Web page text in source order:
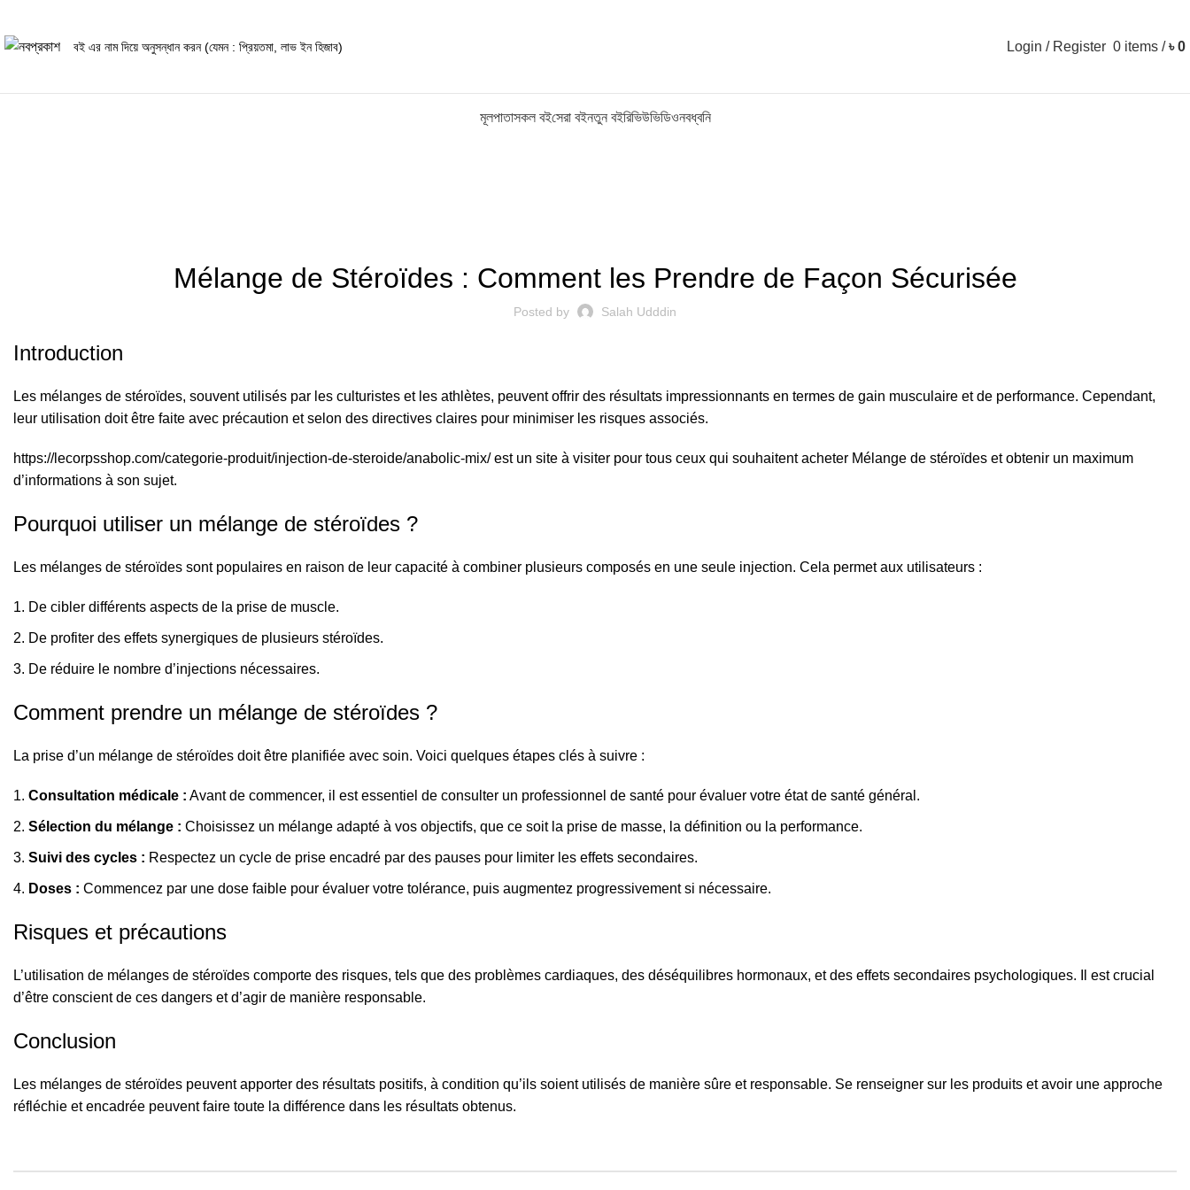
Login / Register 0 items / ৳0
মূলপাতাসকল বইসেরা বইনতুন বইরিভিউভিডিওনবধ্বনি
Mélange de Stéroïdes : Comment les Prendre de Façon Sécurisée
Posted by Salah Udddin
Introduction
Les mélanges de stéroïdes, souvent utilisés par les culturistes et les athlètes, peuvent offrir des résultats impressionnants en termes de gain musculaire et de performance. Cependant,
leur utilisation doit être faite avec précaution et selon des directives claires pour minimiser les risques associés.
https://lecorpsshop.com/categorie-produit/injection-de-steroide/anabolic-mix/est un site à visiter pour tous ceux qui souhaitent acheter Mélange de stéroïdes et obtenir un maximum
d’informations à son sujet.
Pourquoi utiliser un mélange de stéroïdes ?
Les mélanges de stéroïdes sont populaires en raison de leur capacité à combiner plusieurs composés en une seule injection. Cela permet aux utilisateurs :
De cibler différents aspects de la prise de muscle.
De profiter des effets synergiques de plusieurs stéroïdes.
De réduire le nombre d’injections nécessaires.
Comment prendre un mélange de stéroïdes ?
La prise d’un mélange de stéroïdes doit être planifiée avec soin. Voici quelques étapes clés à suivre :
Consultation médicale : Avant de commencer, il est essentiel de consulter un professionnel de santé pour évaluer votre état de santé général.
Sélection du mélange : Choisissez un mélange adapté à vos objectifs, que ce soit la prise de masse, la définition ou la performance.
Suivi des cycles : Respectez un cycle de prise encadré par des pauses pour limiter les effets secondaires.
Doses : Commencez par une dose faible pour évaluer votre tolérance, puis augmentez progressivement si nécessaire.
Risques et précautions
L’utilisation de mélanges de stéroïdes comporte des risques, tels que des problèmes cardiaques, des déséquilibres hormonaux, et des effets secondaires psychologiques. Il est crucial
d’être conscient de ces dangers et d’agir de manière responsable.
Conclusion
Les mélanges de stéroïdes peuvent apporter des résultats positifs, à condition qu’ils soient utilisés de manière sûre et responsable. Se renseigner sur les produits et avoir une approche
réfléchie et encadrée peuvent faire toute la différence dans les résultats obtenus.